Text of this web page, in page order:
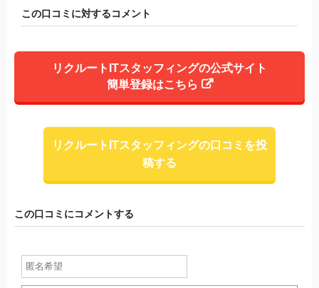
この口コミに対するコメント
リクルートITスタッフィングの公式サイト
簡単登録はこちら
リクルートITスタッフィングの口コミを投
稿する
この口コミにコメントする